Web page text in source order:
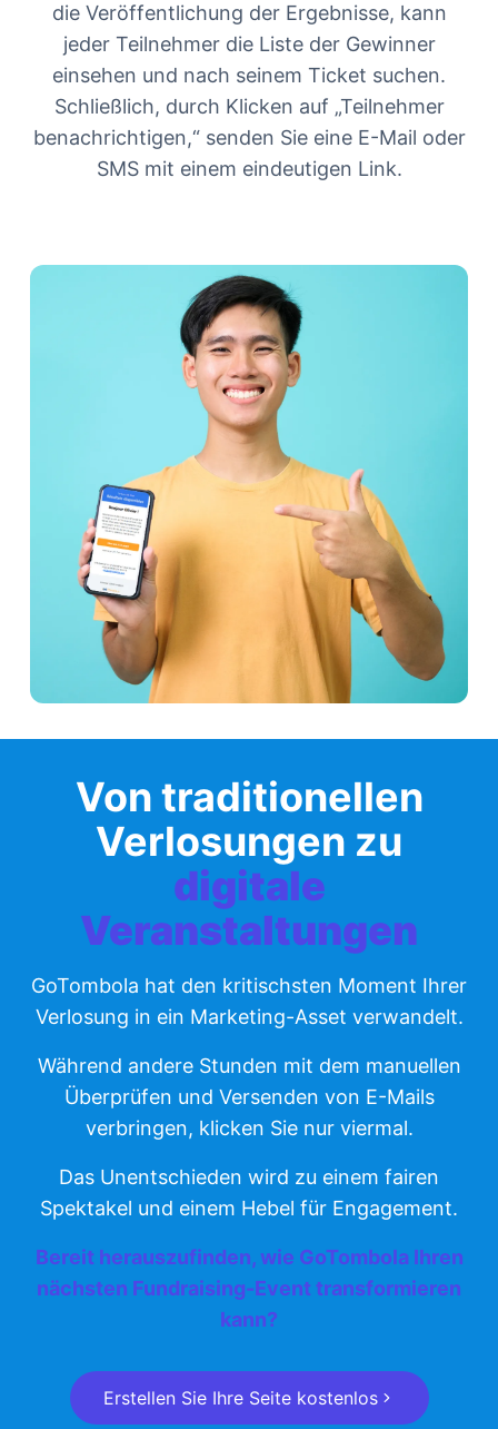
die Veröffentlichung der Ergebnisse, kann
jeder Teilnehmer die Liste der Gewinner
einsehen und nach seinem Ticket suchen.
Schließlich, durch Klicken auf „Teilnehmer
benachrichtigen,“ senden Sie eine E-Mail oder
SMS mit einem eindeutigen Link.
Von traditionellen
Verlosungen zu
digitale
Veranstaltungen
GoTombola hat den kritischsten Moment Ihrer
Verlosung in ein Marketing-Asset verwandelt.
Während andere Stunden mit dem manuellen
Überprüfen und Versenden von E-Mails
verbringen, klicken Sie nur viermal.
Das Unentschieden wird zu einem fairen
Spektakel und einem Hebel für Engagement.
Bereit herauszufinden, wie GoTombola Ihren
nächsten Fundraising-Event transformieren
kann?
Erstellen Sie Ihre Seite kostenlos